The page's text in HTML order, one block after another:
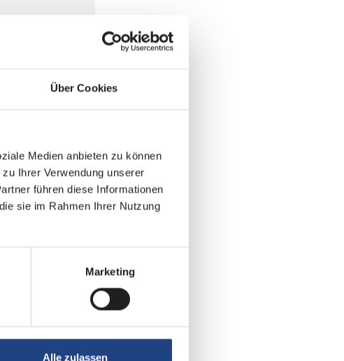
Über Cookies
Medien anbieten zu können
Ihrer Verwendung unserer
führen diese Informationen
sie im Rahmen Ihrer Nutzung
Marketing
Alle zulassen